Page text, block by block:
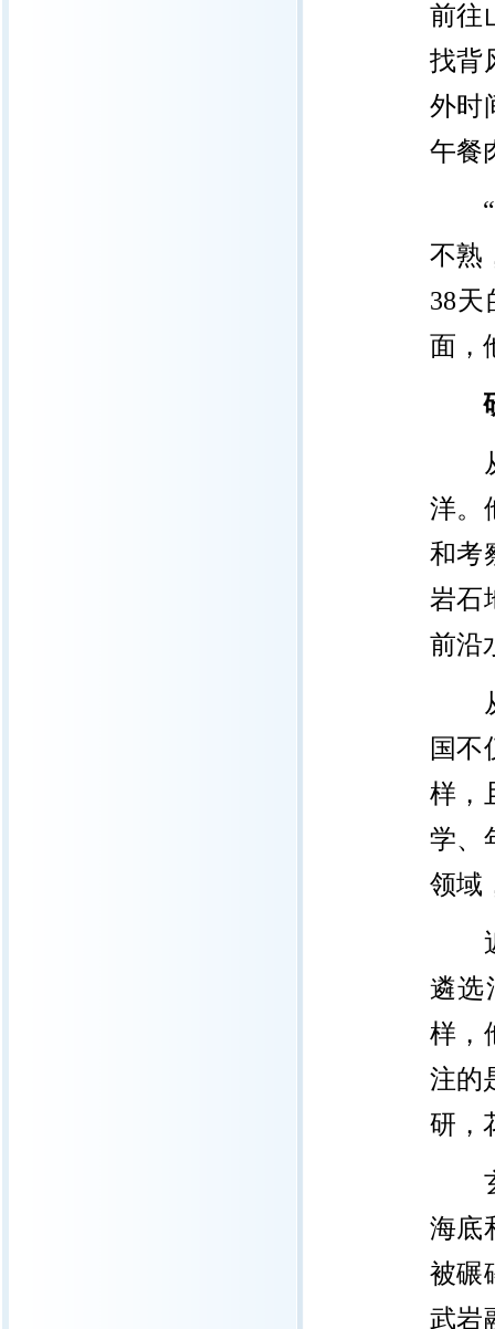
前往
找背
外时
午餐
“高
不熟
38
面，
从
洋。
和考
岩石
前沿
从
国不
样，
学、
领域
近
遴选
样，
注的
研，
玄
海底
被碾
武岩